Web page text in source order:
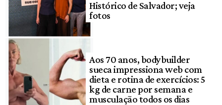
Histórico de Salvador; veja
fotos
Aos 70 anos, bodybuilder
sueca impressiona web com
dieta e rotina de exercícios: 5
kg de carne por semana e
musculação todos os dias